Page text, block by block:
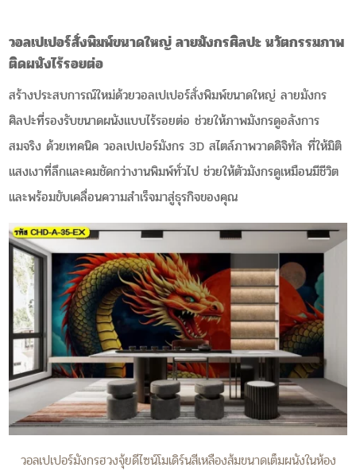
วอลเปเปอร์สั่งพิมพ์ขนาดใหญ่ ลายมังกรศิลปะ นวัตกรรมภาพ
ติดผนังไร้รอยต่อ
สร้างประสบการณ์ใหม่ด้วยวอลเปเปอร์สั่งพิมพ์ขนาดใหญ่ ลายมังกร
ศิลปะที่รองรับขนาดผนังแบบไร้รอยต่อ ช่วยให้ภาพมังกรดูอลังการ
สมจริง ด้วยเทคนิค วอลเปเปอร์มังกร 3D สไตล์ภาพวาดดิจิทัล ที่ให้มิติ
แสงเงาที่ลึกและคมชัดกว่างานพิมพ์ทั่วไป ช่วยให้ตัวมังกรดูเหมือนมีชีวิต
และพร้อมขับเคลื่อนความสำเร็จมาสู่ธุรกิจของคุณ
วอลเปเปอร์มังกรฮวงจุ้ยดีไซน์โมเดิร์นสีเหลืองส้มขนาดเต็มผนังในห้อง